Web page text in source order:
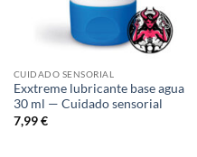
CUIDADO SENSORIAL
Exxtreme lubricante base agua
30 ml — Cuidado sensorial
7,99€